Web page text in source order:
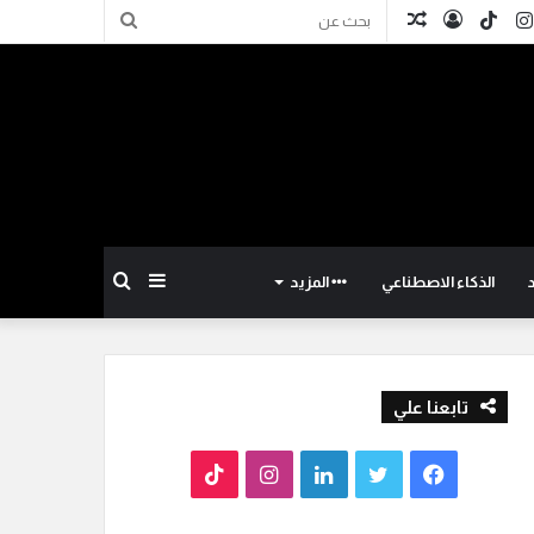
مقالتسجيلTikTokانستقرام
الذكاء الاصطناعي المزيد
عن
إضافة
عمود
تابعنا علي
ت
ل
ا